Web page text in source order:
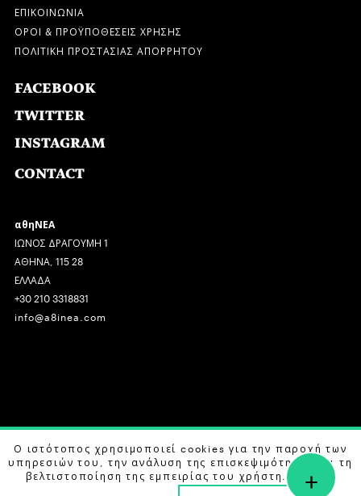
ΕΠΙΚΟΙΝΩΝΙΑ
ΟΡΟΙ & ΠΡΟΫΠΟΘΕΣΕΙΣ ΧΡΗΣΗΣ
ΠΟΛΙΤΙΚΗ ΠΡΟΣΤΑΣΙΑΣ ΑΠΟΡΡΗΤΟΥ
FACEBOOK
TWITTER
INSTAGRAM
CONTACT
αθηΝΕΑ
ΙΩΝΟΣ ΔΡΑΓΟΥΜΗ 1
ΑΘΗΝΑ, 115 28
ΕΛΛΑΔΑ
+30 210 3318831
info@a8inea.com
COPYRIGHT © 2026 αθηΝΕΑ, ALL RIGHTS RESERVED.
DESIGN BY G DESIGN STUDIO. DEVELOPED BYB LABS
Ο ιστότοπος χρησιμοποιεί cookies για την παροχή των
υπηρεσιών του, την ανάλυση της επισκεψιμότητας και τη
βελτιστοποίηση της εμπειρίας του χρήστη. Μάθετε
+